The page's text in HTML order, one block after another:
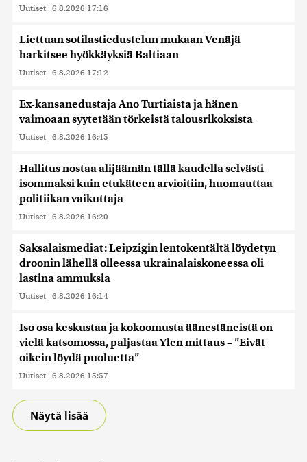
Uutiset | 6.8.2026 17:16
Liettuan sotilastiedustelun mukaan Venäjä
harkitsee hyökkäyksiä Baltiaan
Uutiset | 6.8.2026 17:12
Ex-kansanedustaja Ano Turtiaista ja hänen
vaimoaan syytetään törkeistä talousrikoksista
Uutiset | 6.8.2026 16:45
Hallitus nostaa alijäämän tällä kaudella selvästi
isommaksi kuin etukäteen arvioitiin, huomauttaa
politiikan vaikuttaja
Uutiset | 6.8.2026 16:20
Saksalaismediat: Leipzigin lentokentältä löydetyn
droonin lähellä olleessa ukrainalaiskoneessa oli
lastina ammuksia
Uutiset | 6.8.2026 16:14
Iso osa keskustaa ja kokoomusta äänestäneistä on
vielä katsomossa, paljastaa Ylen mittaus – ”Eivät
oikein löydä puoluetta”
Uutiset | 6.8.2026 15:57
Näytä lisää